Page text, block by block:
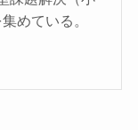
めている。